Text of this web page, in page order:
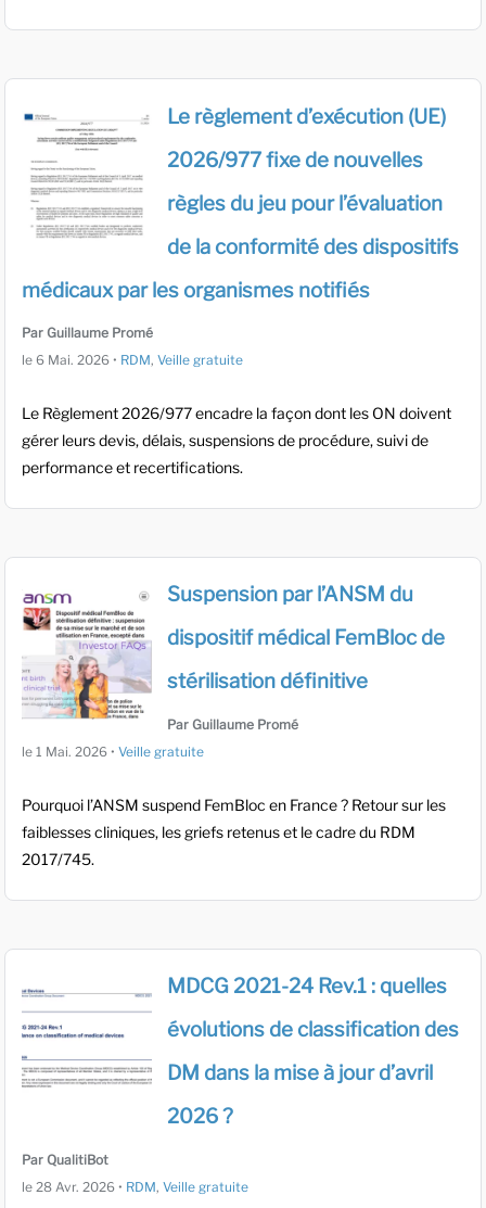
Le règlement d’exécution (UE)
2026/977 fixe de nouvelles
règles du jeu pour l’évaluation
de la conformité des dispositifs
médicaux par les organismes notifiés
Par Guillaume Promé
le 6 Mai. 2026 • RDM, Veille gratuite
Le Règlement 2026/977 encadre la façon dont les ON doivent
gérer leurs devis, délais, suspensions de procédure, suivi de
performance et recertifications.
Suspension par l’ANSM du
dispositif médical FemBloc de
stérilisation définitive
Par Guillaume Promé
le 1 Mai. 2026 • Veille gratuite
Pourquoi l’ANSM suspend FemBloc en France ? Retour sur les
faiblesses cliniques, les griefs retenus et le cadre du RDM
2017/745.
MDCG 2021-24 Rev.1 : quelles
évolutions de classification des
DM dans la mise à jour d’avril
2026 ?
Par QualitiBot
le 28 Avr. 2026 • RDM, Veille gratuite